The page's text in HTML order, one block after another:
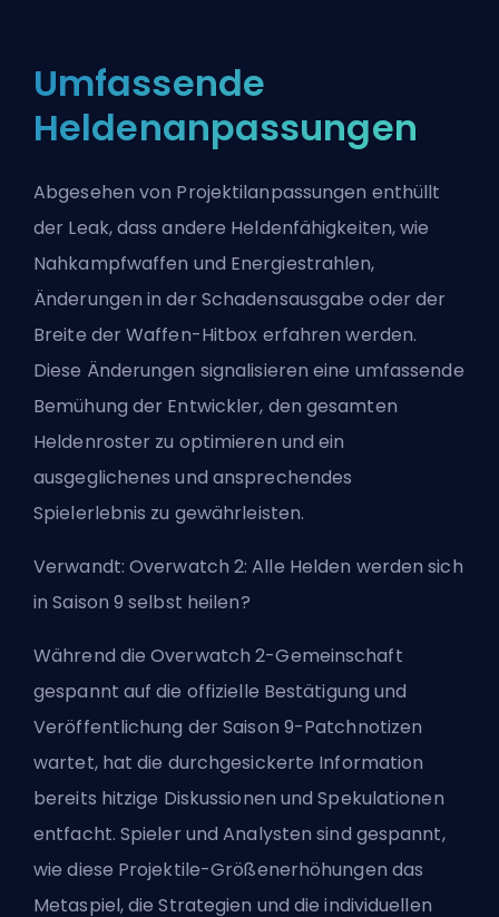
Umfassende
Heldenanpassungen
Abgesehen von Projektilanpassungen enthüllt
der Leak, dass andere Heldenfähigkeiten, wie
Nahkampfwaffen und Energiestrahlen,
Änderungen in der Schadensausgabe oder der
Breite der Waffen-Hitbox erfahren werden.
Diese Änderungen signalisieren eine umfassende
Bemühung der Entwickler, den gesamten
Heldenroster zu optimieren und ein
ausgeglichenes und ansprechendes
Spielerlebnis zu gewährleisten.
Verwandt: Overwatch 2: Alle Helden werden sich
in Saison 9 selbst heilen?
Während die Overwatch 2-Gemeinschaft
gespannt auf die offizielle Bestätigung und
Veröffentlichung der Saison 9-Patchnotizen
wartet, hat die durchgesickerte Information
bereits hitzige Diskussionen und Spekulationen
entfacht. Spieler und Analysten sind gespannt,
wie diese Projektile-Größenerhöhungen das
Metaspiel, die Strategien und die individuellen